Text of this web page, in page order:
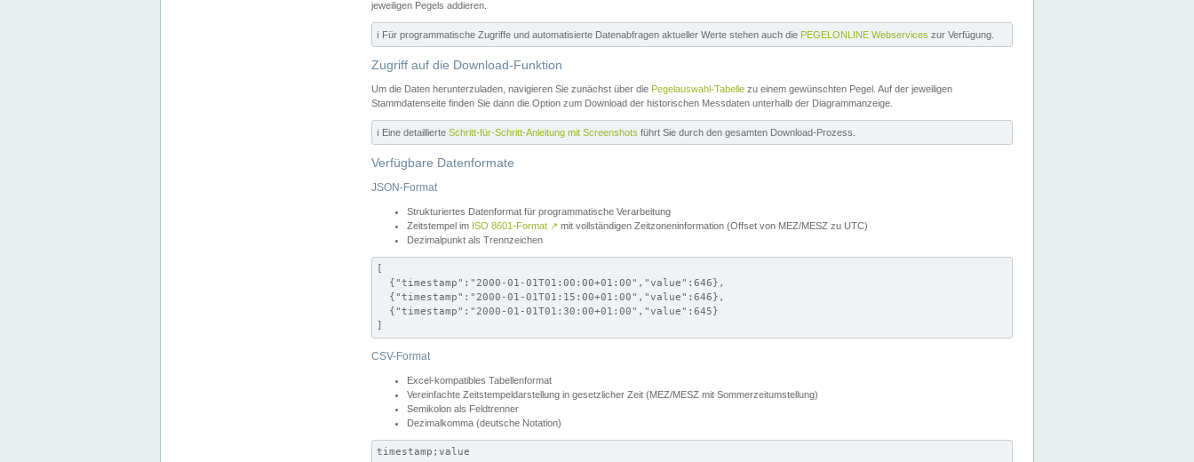
jeweiligen Pegels addieren.
ℹ️ Für programmatische Zugriffe und automatisierte Datenabfragen aktueller Werte stehen auch die PEGELONLINE Webservices zur Verfügung.
Zugriff auf die Download-Funktion
Um die Daten herunterzuladen, navigieren Sie zunächst über die Pegelauswahl-Tabelle zu einem gewünschten Pegel. Auf der jeweiligen
Stammdatenseite finden Sie dann die Option zum Download der historischen Messdaten unterhalb der Diagrammanzeige.
ℹ️ Eine detaillierte Schritt-für-Schritt-Anleitung mit Screenshots führt Sie durch den gesamten Download-Prozess.
Verfügbare Datenformate
JSON-Format
Strukturiertes Datenformat für programmatische Verarbeitung
Zeitstempel im ISO 8601-Format ↗ mit vollständigen Zeitzoneninformation (Offset von MEZ/MESZ zu UTC)
Dezimalpunkt als Trennzeichen
[
  {"timestamp":"2000-01-01T01:00:00+01:00","value":646},
  {"timestamp":"2000-01-01T01:15:00+01:00","value":646},
  {"timestamp":"2000-01-01T01:30:00+01:00","value":645}
]
CSV-Format
Excel-kompatibles Tabellenformat
Vereinfachte Zeitstempeldarstellung in gesetzlicher Zeit (MEZ/MESZ mit Sommerzeitumstellung)
Semikolon als Feldtrenner
Dezimalkomma (deutsche Notation)
timestamp;value